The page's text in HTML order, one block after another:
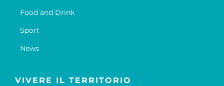
Food and Drink
Sport
News
VIVERE IL TERRITORIO